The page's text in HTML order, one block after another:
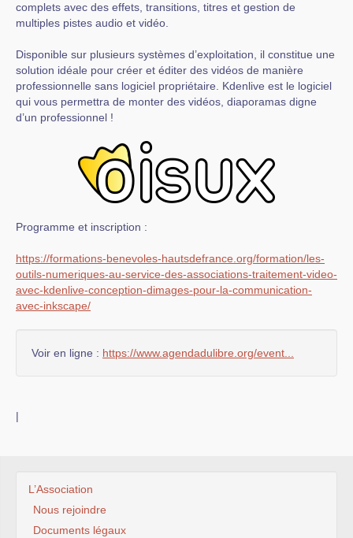
complets avec des effets, transitions, titres et gestion de
multiples pistes audio et vidéo.
Disponible sur plusieurs systèmes d’exploitation, il constitue une
solution idéale pour créer et éditer des vidéos de manière
professionnelle sans logiciel propriétaire. Kdenlive est le logiciel
qui vous permettra de monter des vidéos, diaporamas digne
d’un professionnel !
Programme et inscription :
https://formations-benevoles-hautsdefrance.org/formation/les-
outils-numeriques-au-service-des-associations-traitement-video-
avec-kdenlive-conception-dimages-pour-la-communication-
avec-inkscape/
Voir en ligne : https://www.agendadulibre.org/event...
|
L’Association
Nous rejoindre
Documents légaux